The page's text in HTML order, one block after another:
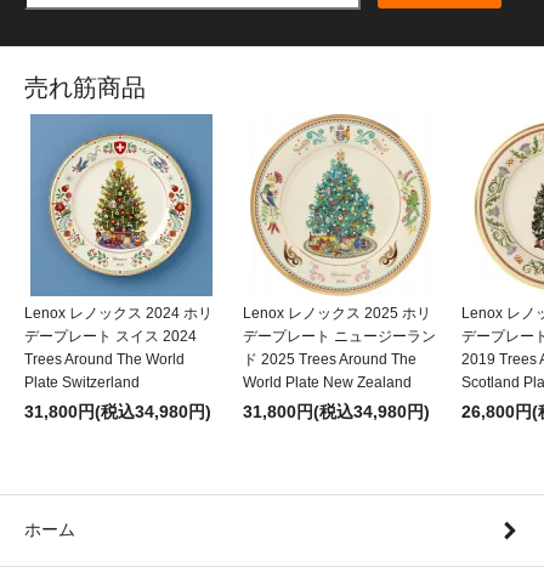
売れ筋商品
Lenox レノックス 2024 ホリ
デープレート スイス 2024
Trees Around The World
Plate Switzerland
31,800円(税込34,980円)
Lenox レノックス 2025 ホリ
デープレート ニュージーラン
ド 2025 Trees Around The
World Plate New Zealand
31,800円(税込34,980円)
Lenox レノ
デープレー
2019 Trees
Scotland
26,800円(
ホーム